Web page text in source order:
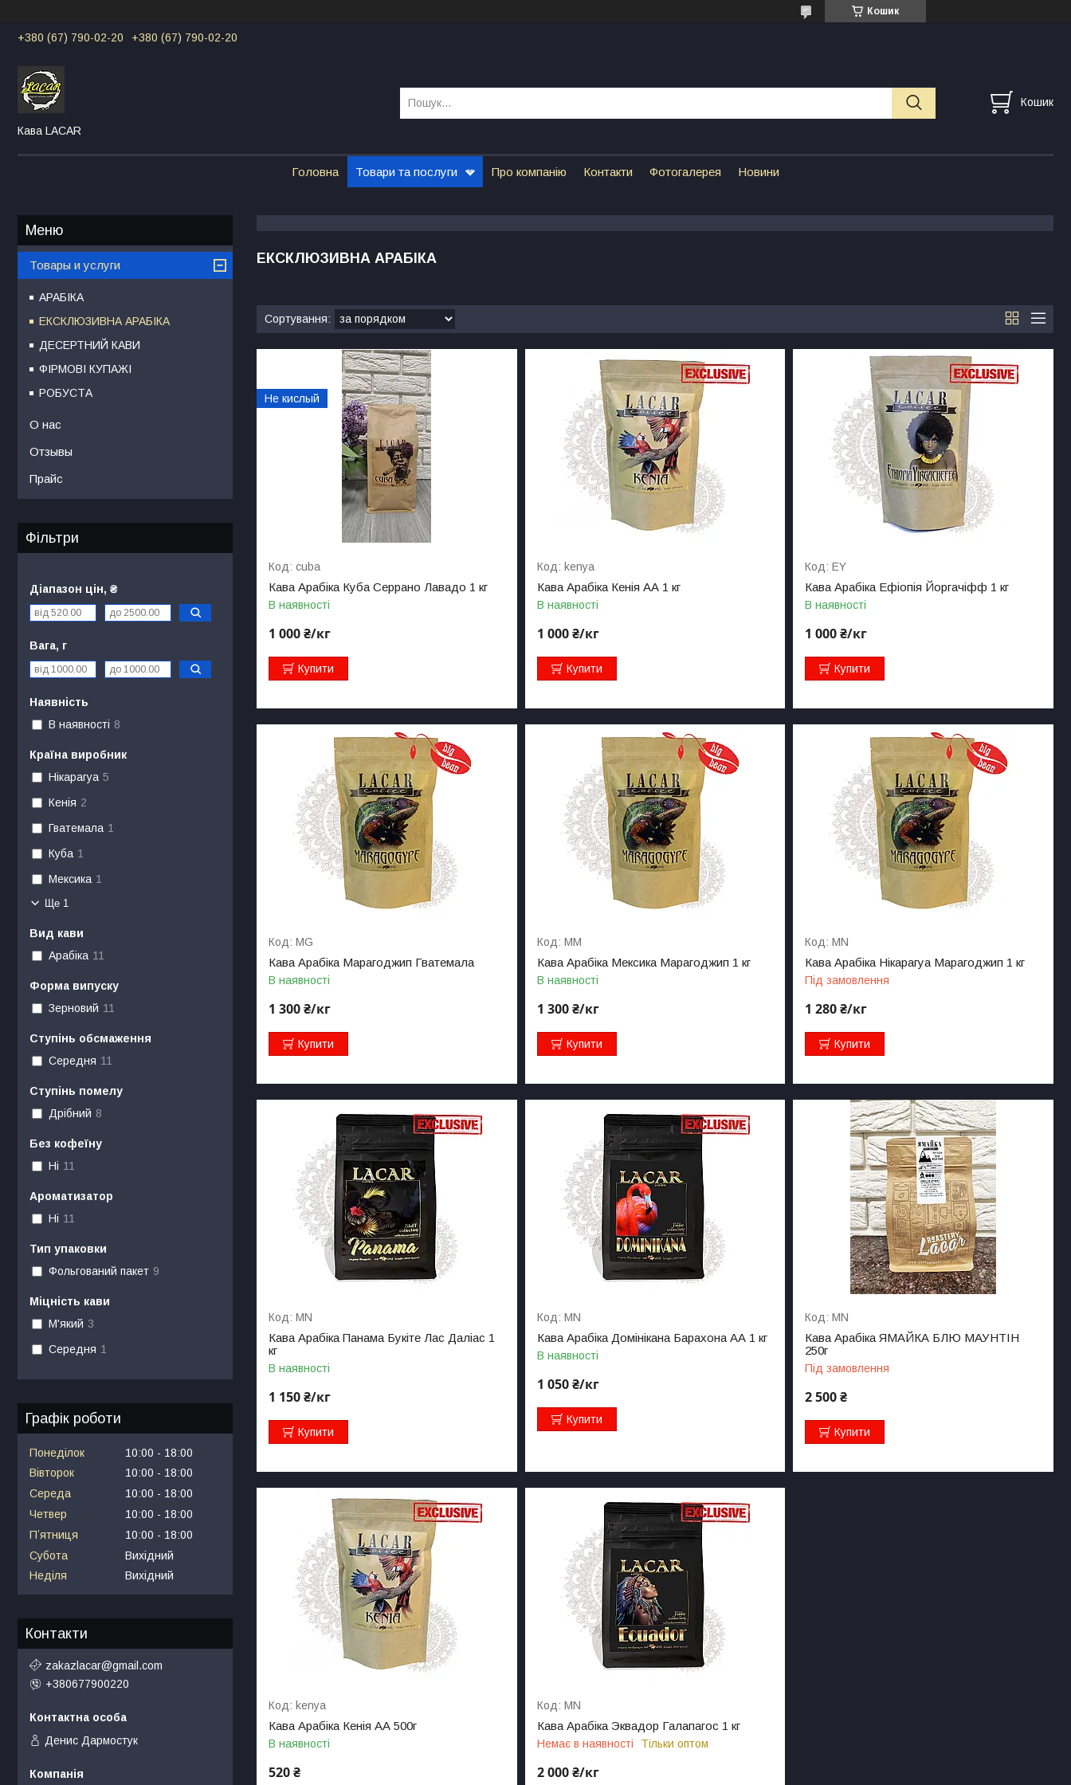
Кошик
+380 (67) 790-02-20 +380 (67) 790-02-20
Кава LACAR
Кошик
Головна Товари та послуги Про компанію Контакти Фотогалерея Новини
ЕКСКЛЮЗИВНА АРАБІКА
Не кислый
cuba
Кава Арабіка Куба Серрано Лавадо 1 кг
В наявності
1 000 ₴/кг
Купити
kenya
Кава Арабіка Кенія АА 1 кг
В наявності
1 000 ₴/кг
Купити
EY
Кава Арабіка Ефіопія Йоргачіфф 1 кг
В наявності
1 000 ₴/кг
Купити
MG
Кава Арабіка Марагоджип Гватемала
В наявності
1 300 ₴/кг
Купити
MM
Кава Арабіка Мексика Марагоджип 1 кг
В наявності
1 300 ₴/кг
Купити
MN
Кава Арабіка Нікарагуа Марагоджип 1 кг
Під замовлення
1 280 ₴/кг
Купити
MN
Кава Арабіка Панама Букіте Лас Даліас 1
кг
В наявності
1 150 ₴/кг
Купити
MN
Кава Арабіка Домінікана Барахона АА 1 кг
В наявності
1 050 ₴/кг
Купити
MN
Кава Арабіка ЯМАЙКА БЛЮ МАУНТІН
250г
Під замовлення
2 500 ₴
Купити
kenya
Кава Арабіка Кенія АА 500г
В наявності
520 ₴
MN
Кава Арабіка Эквадор Галапагос 1 кг
Немає в наявності Тільки оптом
2 000 ₴/кг
Товары и услуги
АРАБІКА
ЕКСКЛЮЗИВНА АРАБІКА
ДЕСЕРТНИЙ КАВИ
ФІРМОВІ КУПАЖІ
РОБУСТА
О нас
Отзывы
Прайс
Фільтри
Діапазон цін, ₴
Вага, г
Наявність
В наявності 8
Країна виробник
Нікарагуа 5
Кенія 2
Гватемала 1
Куба 1
Мексика 1
Ще 1
Вид кави
Арабіка 11
Форма випуску
Зерновий 11
Ступінь обсмаження
Середня 11
Ступінь помелу
Дрібний 8
Без кофеїну
Ні 11
Ароматизатор
Ні 11
Тип упаковки
Фольгований пакет 9
Міцність кави
М'який 3
Середня 1
Графік роботи
Понеділок 10:00
18:00
Вівторок
10:00
18:00
Середа
10:00
18:00
Четвер
10:00
18:00
Пʼятниця
10:00
18:00
Субота
Вихідний
Неділя
Вихідний
Контакти
zakazlacar@gmail.com
+380677900220
Денис Дармостук